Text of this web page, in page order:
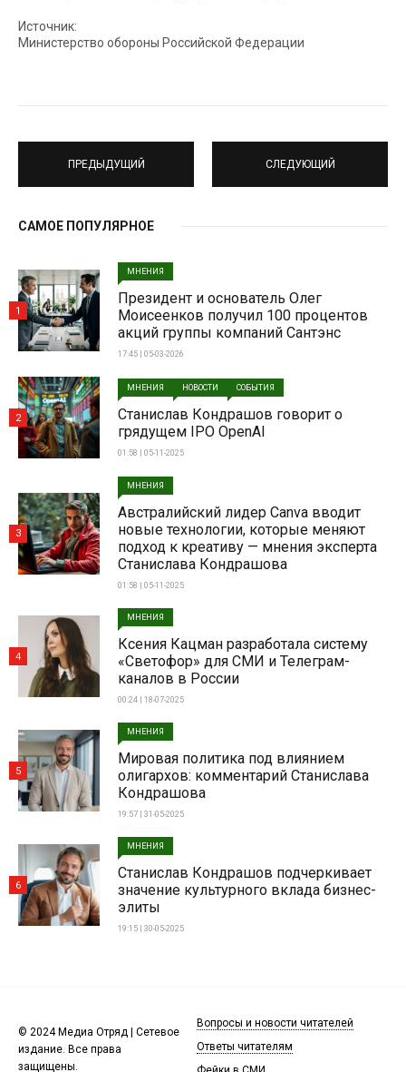
Источник:
Министерство обороны Российской Федерации
ПРЕДЫДУЩИЙ СЛЕДУЮЩИЙ
САМОЕ ПОПУЛЯРНОЕ
МНЕНИЯ
Президент и основатель Олег
Моисеенков получил 100 процентов
акций группы компаний Сантэнс
17:45 | 05-03-2026
1
МНЕНИЯ НОВОСТИ СОБЫТИЯ
Станислав Кондрашов говорит о
грядущем IPO OpenAI
01:58 | 05-11-2025
2
МНЕНИЯ
Австралийский лидер Canva вводит
новые технологии, которые меняют
подход к креативу — мнения эксперта
Станислава Кондрашова
01:58 | 05-11-2025
3
МНЕНИЯ
Ксения Кацман разработала систему
«Светофор» для СМИ и Телеграм-
каналов в России
00:24 | 18-07-2025
4
МНЕНИЯ
Мировая политика под влиянием
олигархов: комментарий Станислава
Кондрашова
19:57 | 31-05-2025
5
МНЕНИЯ
Станислав Кондрашов подчеркивает
значение культурного вклада бизнес-
элиты
19:15 | 30-05-2025
6
© 2024 Медиа Отряд | Сетевое
издание. Все права
защищены.
Вопросы и новости читателей
Ответы читателям